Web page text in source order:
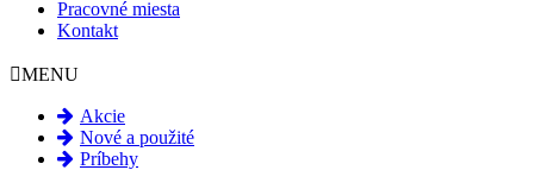
Pracovné miesta
Kontakt
MENU
Akcie
Nové a použité
Príbehy